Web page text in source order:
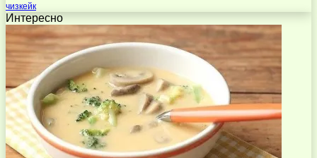
чизкейк
Интересно